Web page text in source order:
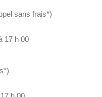
sans frais*)
17 h 00